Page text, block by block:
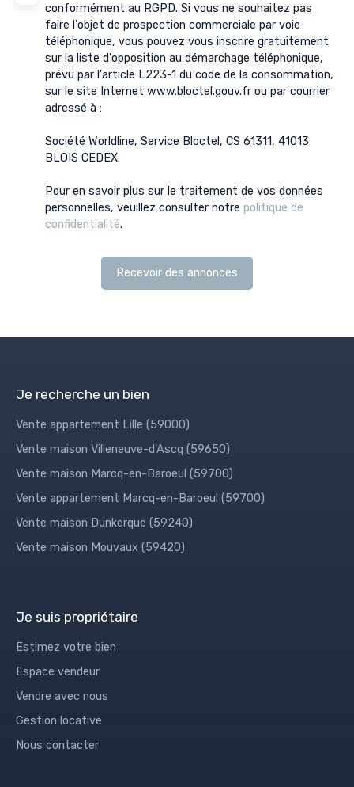
conformément au RGPD. Si vous ne souhaitez pas
faire l'objet de prospection commerciale par voie
téléphonique, vous pouvez vous inscrire gratuitement
sur la liste d'opposition au démarchage téléphonique,
prévu par l'article L223-1 du code de la consommation,
sur le site Internet www.bloctel.gouv.fr ou par courrier
adressé à :
Société Worldline, Service Bloctel, CS 61311, 41013
BLOIS CEDEX.
Pour en savoir plus sur le traitement de vos données
personnelles, veuillez consulter notre politique de
confidentialité.
Recevoir des annonces
Je recherche un bien
Vente appartement Lille (59000)
Vente maison Villeneuve-d'Ascq (59650)
Vente maison Marcq-en-Baroeul (59700)
Vente appartement Marcq-en-Baroeul (59700)
Vente maison Dunkerque (59240)
Vente maison Mouvaux (59420)
Je suis propriétaire
Estimez votre bien
Espace vendeur
Vendre avec nous
Gestion locative
Nous contacter